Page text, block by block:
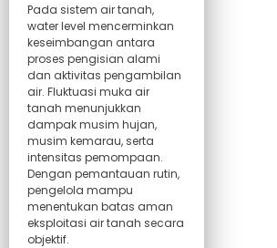
Pada sistem air tanah,
water level mencerminkan
keseimbangan antara
proses pengisian alami
dan aktivitas pengambilan
air. Fluktuasi muka air
tanah menunjukkan
dampak musim hujan,
musim kemarau, serta
intensitas pemompaan.
Dengan pemantauan rutin,
pengelola mampu
menentukan batas aman
eksploitasi air tanah secara
objektif.